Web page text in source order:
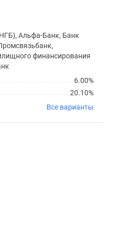
Альфа-Банк, Банк
финансирования
6.00%
20.10%
Все варианты